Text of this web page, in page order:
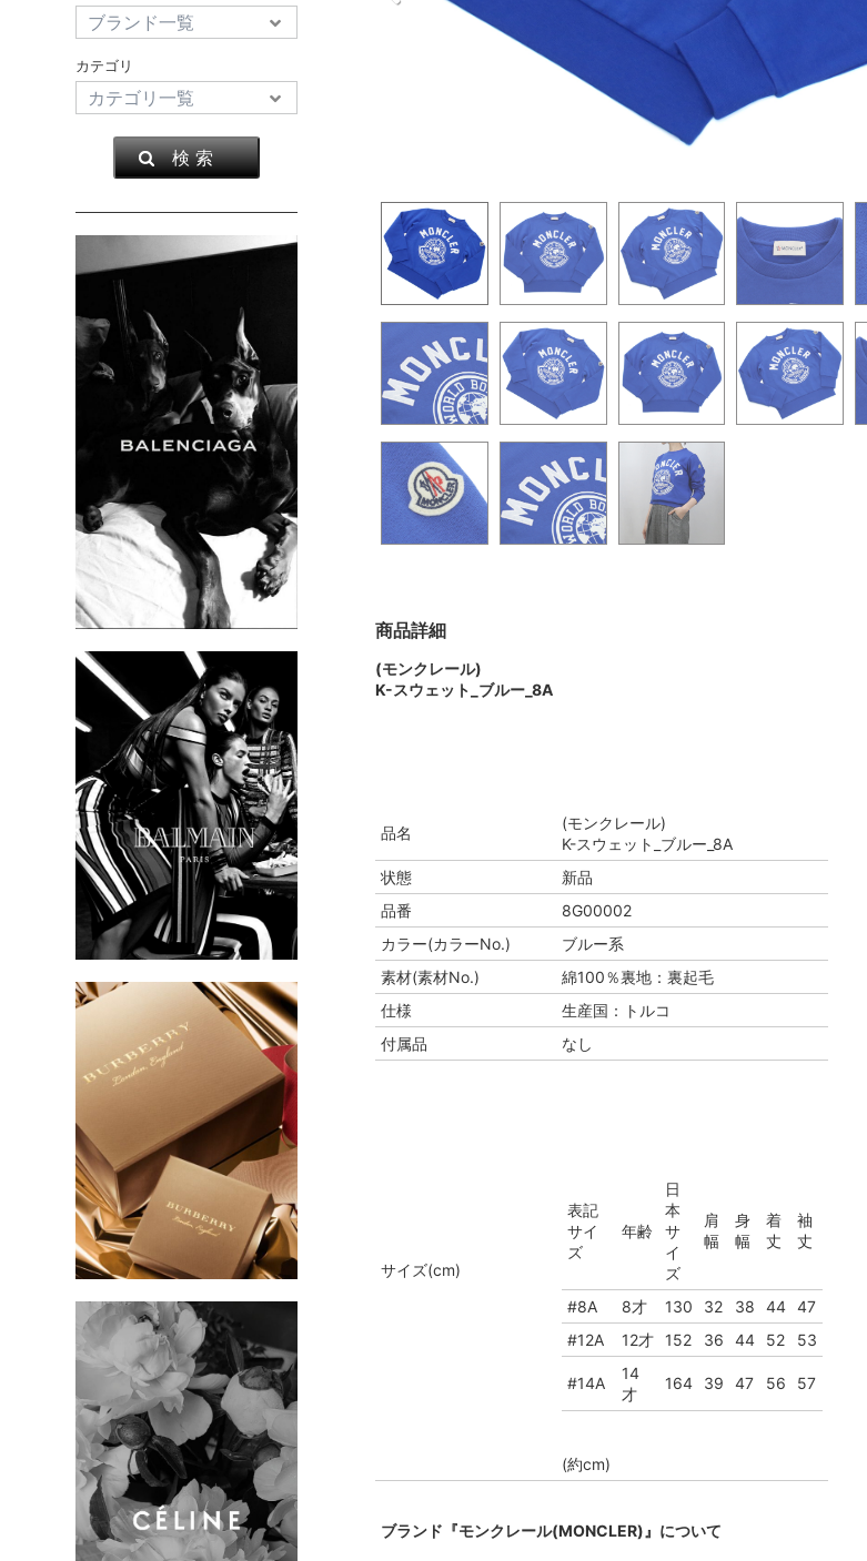
カテゴリ
検 索
商品詳細
(モンクレール)
K-スウェット_ブルー_8A
品名
(モンクレール)
K-スウェット_ブルー_8A
状態
新品
品番
8G00002
カラー(カラーNo.)
ブルー系
素材(素材No.)
綿100％裏地：裏起毛
仕様
生産国：トルコ
付属品
なし
サイズ(cm)
表記
サイ
ズ
年齢
日
本
サ
イ
ズ
肩
幅
身
幅
着
丈
袖
丈
#8A 8才 130 32 38 44 47
#12A
12才 152 36 44 52 53
#14A
14
才
164 39 47 56 57
(約cm)
ブランド『モンクレール(MONCLER)』について